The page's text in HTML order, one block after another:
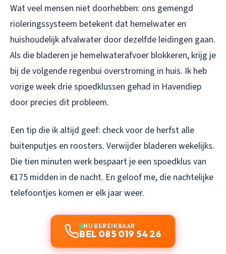
Wat veel mensen niet doorhebben: ons gemengd
rioleringssysteem betekent dat hemelwater en
huishoudelijk afvalwater door dezelfde leidingen gaan.
Als die bladeren je hemelwaterafvoer blokkeren, krijg je
bij de volgende regenbui overstroming in huis. Ik heb
vorige week drie spoedklussen gehad in Havendiep
door precies dit probleem.
Een tip die ik altijd geef: check voor de herfst alle
buitenputjes en roosters. Verwijder bladeren wekelijks.
Die tien minuten werk bespaart je een spoedklus van
€175 midden in de nacht. En geloof me, die nachtelijke
telefoontjes komen er elk jaar weer.
NU BEREIKBAAR
BEL 085 019 54 26